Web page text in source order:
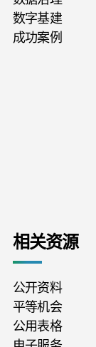
数字基建
成功案例
相关资源
公开资料
平等机会
公用表格